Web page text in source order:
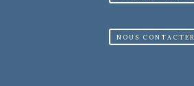
NOUS CONTACTER